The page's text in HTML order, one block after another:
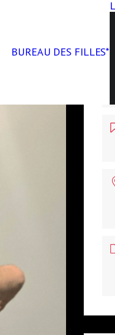
BUREAU DES FILLES*